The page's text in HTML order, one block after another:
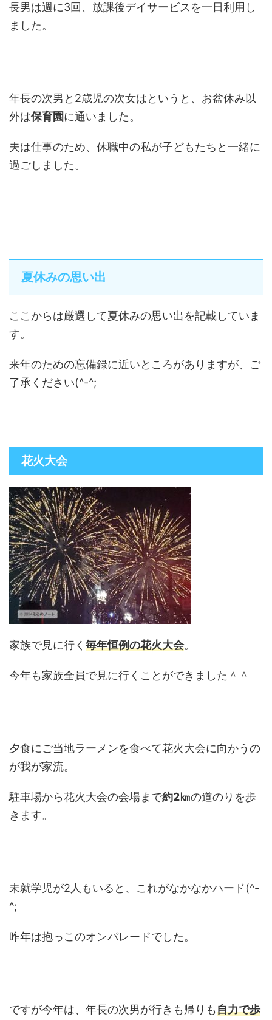
長男は週に3回、放課後デイサービスを一日利用し
ました。
年長の次男と2歳児の次女はというと、お盆休み以
外は保育園に通いました。
夫は仕事のため、休職中の私が子どもたちと一緒に
過ごしました。
夏休みの思い出
ここからは厳選して夏休みの思い出を記載していま
す。
来年のための忘備録に近いところがありますが、ご
了承ください(^-^;
花火大会
家族で見に行く 毎年恒例の花火大会。
今年も家族全員で見に行くことができました＾＾
夕食にご当地ラーメンを食べて花火大会に向かうの
が我が家流。
駐車場から花火大会の会場まで約2㎞の道のりを歩
きます。
未就学児が2人もいると、これがなかなかハード(^-
^;
昨年は抱っこのオンパレードでした。
ですが今年は、年長の次男が行きも帰りも自力で歩